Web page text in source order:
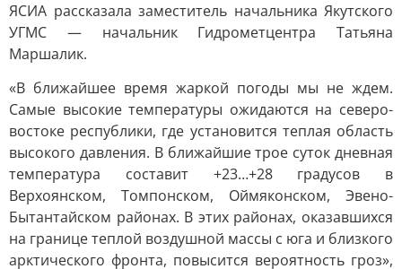
ЯСИА рассказала заместитель начальника Якутского
УГМС — начальник Гидрометцентра Татьяна
Маршалик.
«В ближайшее время жаркой погоды мы не ждем.
Самые высокие температуры ожидаются на северо-
востоке республики, где установится теплая область
высокого давления. В ближайшие трое суток дневная
температура составит +23…+28 градусов в
Верхоянском, Томпонском, Оймяконском, Эвено-
Бытантайском районах. В этих районах, оказавшихся
на границе теплой воздушной массы с юга и близкого
арктического фронта, повысится вероятность гроз»,